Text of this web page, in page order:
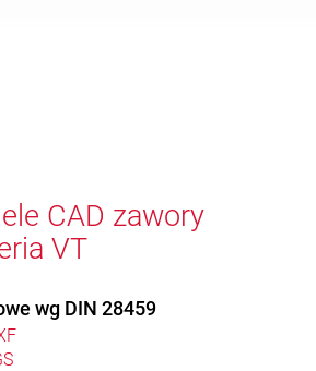
CAD zawory
VT
wg DIN 28459